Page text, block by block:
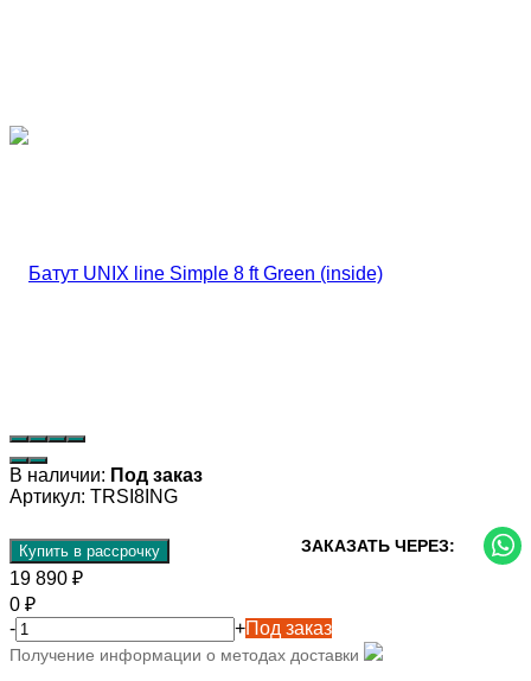
В наличии: Под заказ
Артикул: TRSI8ING
Купить в рассрочку ЗАКАЗАТЬ ЧЕРЕЗ:
19 890 ₽
0 ₽
-
+Под заказ
Получение информации о методах доставки